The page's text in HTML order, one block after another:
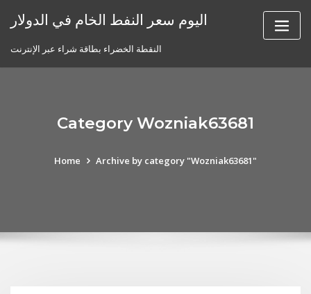
اليوم سعر النفط الخام في الدولار
النقطة الخضراء بطاقة شراء عبر الإنترنت
Category Wozniak63681
Home Archive by category "Wozniak63681"